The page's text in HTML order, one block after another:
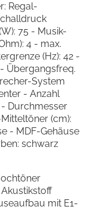
Regal-
75 - Musik-
4 - max.
(Hz): 42 -
Übergangsfreq.
System
- Anzahl
Durchmesser
(cm):
- MDF-Gehäuse
schwarz
mit E1-